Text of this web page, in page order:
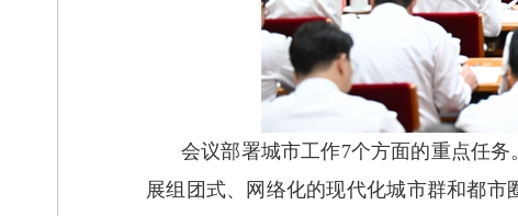
会议部署城市工作7个方面的重点任
展组团式、网络化的现代化城市群和都